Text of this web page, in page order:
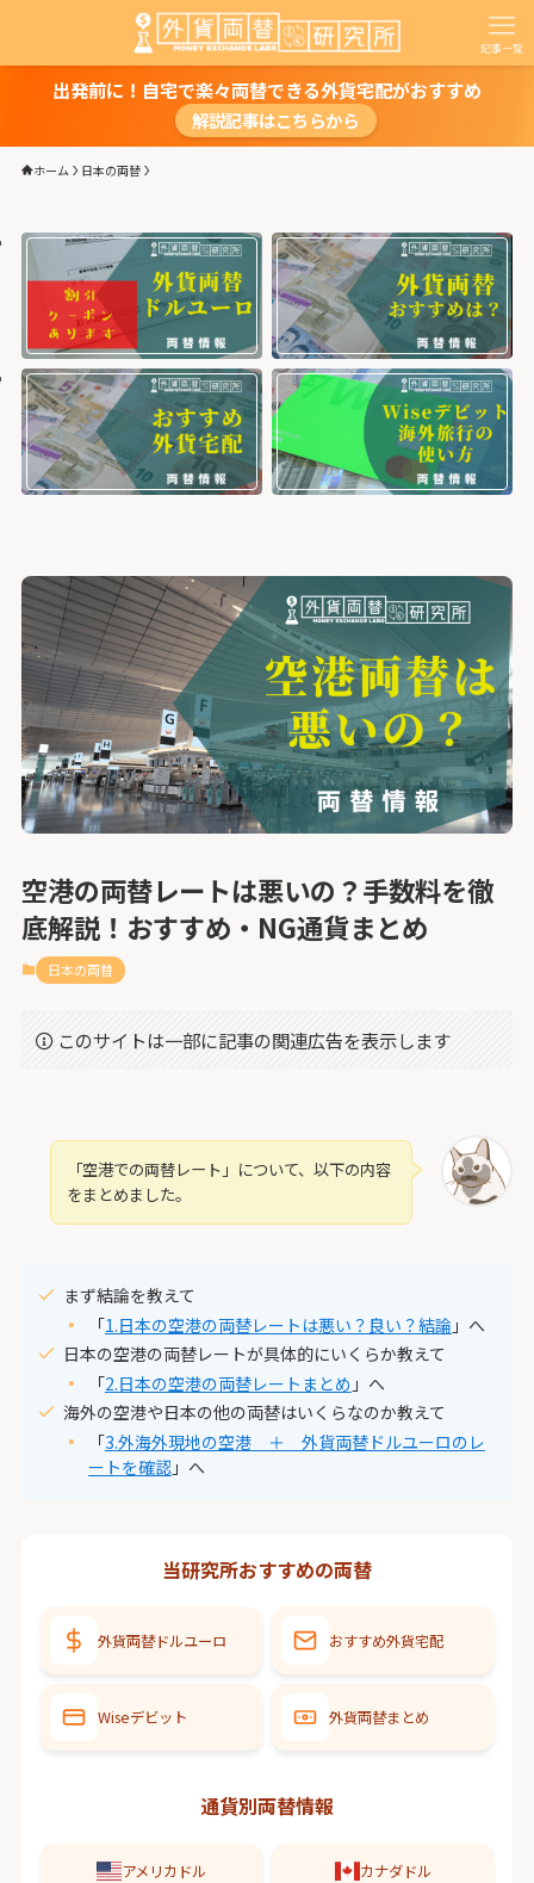
記事一覧
出発前に！自宅で楽々両替できる外貨宅配がおすすめ
解説記事はこちらから
ホーム 日本の両替
空港の両替レートは悪いの？手数料を徹
底解説！おすすめ・NG通貨まとめ
日本の両替
このサイトは一部に記事の関連広告を表示します
「空港での両替レート」について、以下の内容
をまとめました。
まず結論を教えて
「1.日本の空港の両替レートは悪い？良い？結論 」へ
日本の空港の両替レートが具体的にいくらか教えて
「2.日本の空港の両替レートまとめ 」へ
海外の空港や日本の他の両替はいくらなのか教えて
「3.外海外現地の空港 ＋ 外貨両替ドルユーロのレ
ートを確認」へ
当研究所おすすめの両替
外貨両替ドルユーロ おすすめ外貨宅配
Wiseデビット 外貨両替まとめ
通貨別両替情報
アメリカドル カナダドル